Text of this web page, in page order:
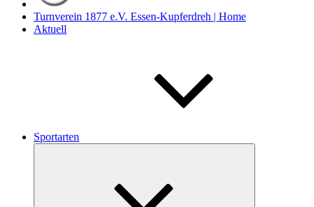
Turnverein 1877 e.V. Essen-Kupferdreh | Home
Aktuell
Sportarten